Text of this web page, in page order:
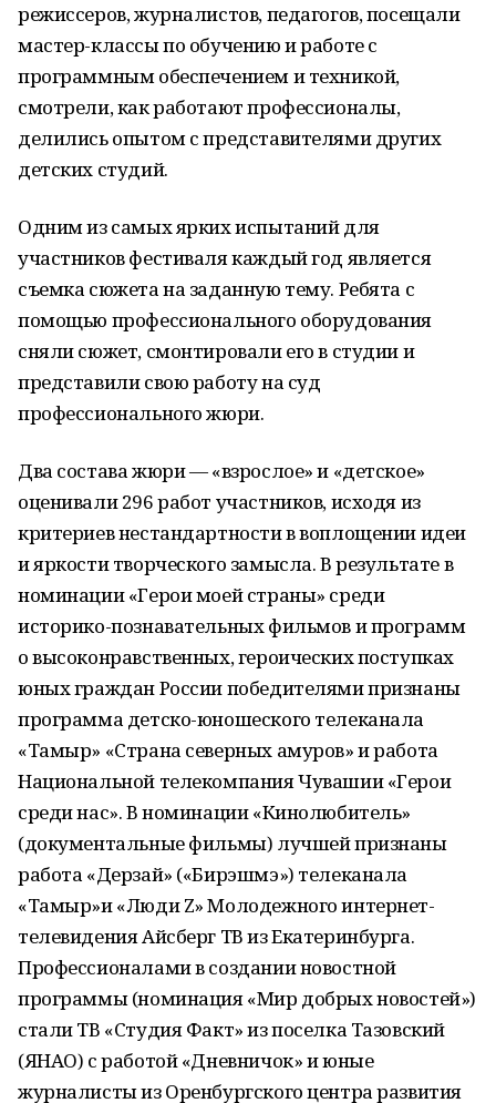
режиссеров, журналистов, педагогов, посещали
мастер-классы по обучению и работе с
программным обеспечением и техникой,
смотрели, как работают профессионалы,
делились опытом с представителями других
детских студий.
Одним из самых ярких испытаний для
участников фестиваля каждый год является
съемка сюжета на заданную тему. Ребята с
помощью профессионального оборудования
сняли сюжет, смонтировали его в студии и
представили свою работу на суд
профессионального жюри.
Два состава жюри — «взрослое» и «детское»
оценивали 296 работ участников, исходя из
критериев нестандартности в воплощении идеи
и яркости творческого замысла. В результате в
номинации «Герои моей страны» среди
историко-познавательных фильмов и программ
о высоконравственных, героических поступках
юных граждан России победителями признаны
программа детско-юношеского телеканала
«Тамыр» «Страна северных амуров» и работа
Национальной телекомпания Чувашии «Герои
среди нас». В номинации «Кинолюбитель»
(документальные фильмы) лучшей признаны
работа «Дерзай» («Бирэшмэ») телеканала
«Тамыр»и «Люди Z» Молодежного интернет-
телевидения Айсберг ТВ из Екатеринбурга.
Профессионалами в создании новостной
программы (номинация «Мир добрых новостей»)
стали ТВ «Студия Факт» из поселка Тазовский
(ЯНАО) с работой «Дневничок» и юные
журналисты из Оренбургского центра развития